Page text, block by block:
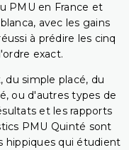
PMU en France et
avec les gains
à prédire les cinq
exact.
du simple placé, du
ou d'autres types de
et les rapports
PMU Quinté sont
hippiques qui étudient